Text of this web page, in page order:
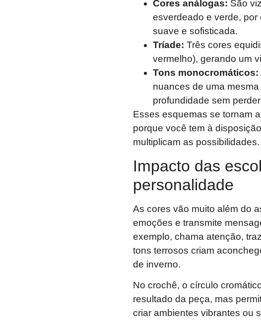
Cores análogas: São
esverdeado e verde,
suave e sofisticada.
Tríade: Três cores
vermelho), gerando um
Tons monocromáticos:
nuances de uma
profundidade sem
Esses esquemas se tornam
porque você tem à
multiplicam as possibilidades.
Impacto das
personalidade
As cores vão muito além do
emoções e transmite
exemplo, chama atenção,
tons terrosos criam
de inverno.
No crochê, o círculo
resultado da peça, mas
criar ambientes vibrantes ou